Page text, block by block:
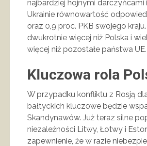
najbardziej hojnymi darczyńcami
Ukrainie równowartość
oraz 0,9 proc. PKB swojego
dwukrotnie więcej niż Polska i
więcej niż pozostałe państwa UE.
Kluczowa rola
W przypadku konfliktu z Rosją
bałtyckich kluczowe będzie
Skandynawów. Już teraz silne
niezależności Litwy, Łotwy i
zapewnienie, że w razie